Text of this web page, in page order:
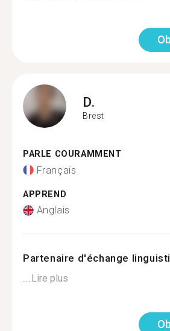
D.
Brest
PARLE COURAMMENT
Français
APPREND
Anglais
Partenaire d'échange
...Lire plus